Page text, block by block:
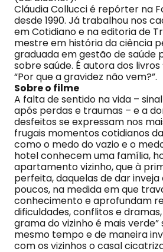
Cláudia Collucci é repórter na
desde 1990. Já trabalhou nos
em Cotidiano e na editoria de
mestre em história da ciência
graduada em gestão de saúde
sobre saúde. É autora dos livros
“Por que a gravidez não vem?”.​
Sobre o filme
A falta de sentido na vida –
após perdas e traumas – e a
desfeitos se expressam nos
frugais momentos cotidianos
como o medo do vazio e o
hotel conhecem uma família,
apartamento vizinho, que à
perfeita, daquelas de dar inveja
poucos, na medida em que
conhecimento e aprofundam
dificuldades, conflitos e
grama do vizinho é mais verde”
mesmo tempo e de maneira
com os vizinhos o casal